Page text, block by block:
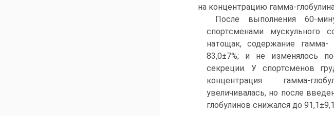
на концентрацию гамма-
После выполнения 60-
спортсменами мускульного
натощак, со­держание гамма-
83,0±7%; и не изменялось
секреции. У спортсменов
концентрация гамма-
увеличивалась, но после
глобулинов снижался до